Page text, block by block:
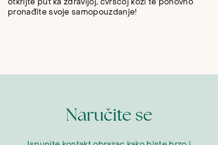
pronađite svoje samopouzdanje!
Naručite se